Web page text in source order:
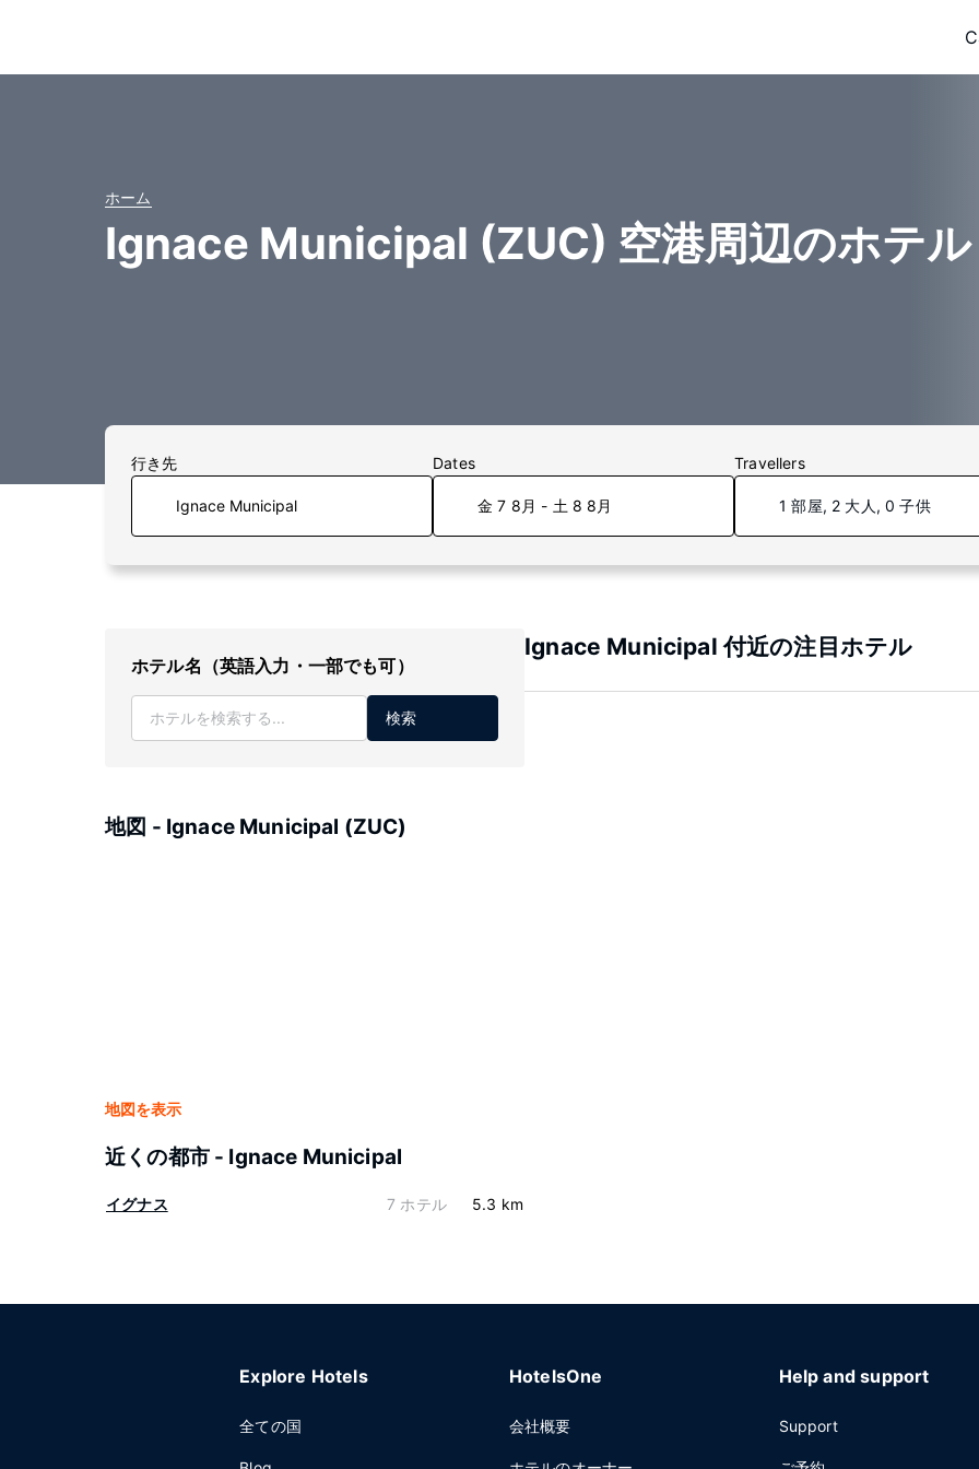
ホーム
Ignace Municipal (ZUC) 空港周辺のホテル
行き先 Dates
金 7 8月 - 土 8 8月
Travellers
1 部屋, 2 大人, 0 子供
ホテル名（英語入力・一部でも可）
検索
地図 - Ignace Municipal (ZUC)
地図を表示
近くの都市 - Ignace Municipal
イグナス 7 ホテル 5.3 km
Ignace Municipal 付近の注目ホテル
Explore Hotels
全ての国
HotelsOne
会社概要
Help and support
Support